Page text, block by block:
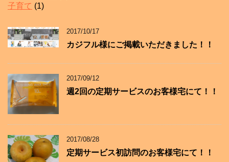
子育て (1)
2017/10/17
カジフル様にご掲載いただきました！！
2017/09/12
週2回の定期サービスのお客様宅にて！！
2017/08/28
定期サービス初訪問のお客様宅にて！！